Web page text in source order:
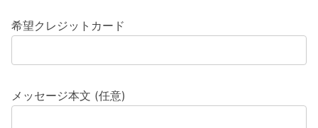
希望クレジットカード
メッセージ本文 (任意)